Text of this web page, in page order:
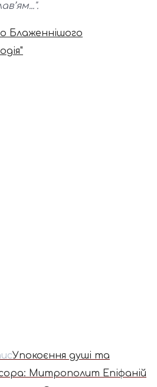
Блаженнішого
Упокоєння душі та
Митрополит Епіфаній